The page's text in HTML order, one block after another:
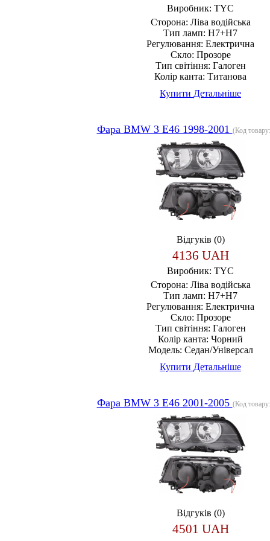
Виробник: TYC
Сторона: Ліва водійська
Тип ламп: H7+H7
Регулювання: Електрична
Скло: Прозоре
Тип світіння: Галоген
Колір канта: Титанова
Купити Детальніше
Фара BMW 3 E46 1998-2001 (Код товару:
Відгуків (0)
4136 UAH
Виробник: TYC
Сторона: Ліва водійська
Тип ламп: H7+H7
Регулювання: Електрична
Скло: Прозоре
Тип світіння: Галоген
Колір канта: Чорний
Модель: Седан/Універсал
Купити Детальніше
Фара BMW 3 E46 2001-2005 (Код товару:
Відгуків (0)
4501 UAH